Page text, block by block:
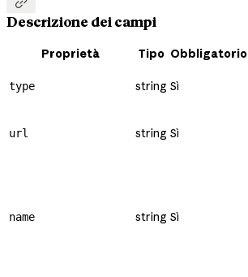
Descrizione dei campi
Proprietà Tipo Obbligatorio
type string Sì
url string Sì
name string Sì